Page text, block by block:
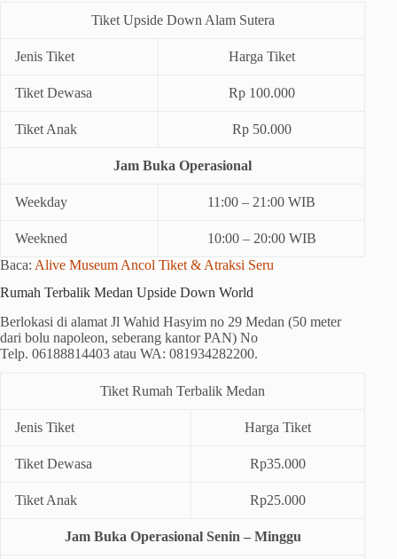
Tiket Upside Down Alam Sutera
Jenis Tiket Harga Tiket
Tiket Dewasa Rp 100.000
Tiket Anak Rp 50.000
Jam Buka Operasional
Weekday 11:00 – 21:00 WIB
Weekned
10:00 – 20:00 WIB
Baca: Alive Museum Ancol Tiket & Atraksi Seru
Rumah Terbalik Medan Upside Down World
Berlokasi di alamat Jl Wahid Hasyim no 29 Medan (50 meter
dari bolu napoleon, seberang kantor PAN) No
Telp. 06188814403 atau WA: 081934282200.
Tiket Rumah Terbalik Medan
Jenis Tiket Harga Tiket
Tiket Dewasa Rp35.000
Tiket Anak Rp25.000
Jam Buka Operasional Senin – Minggu